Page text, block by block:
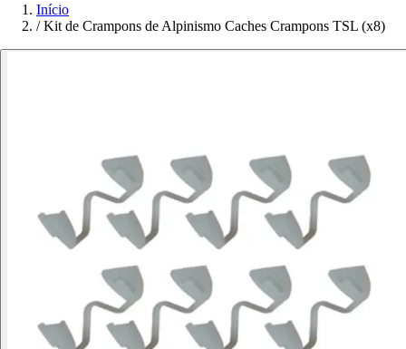
Início
/ Kit de Crampons de Alpinismo Caches Crampons TSL (x8)